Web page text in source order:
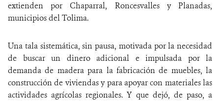
extienden por Chaparral, Roncesvalles y Planadas,
municipios del Tolima.
Una tala sistemática, sin pausa, motivada por la necesidad
de buscar un dinero adicional e impulsada por la
demanda de madera para la fabricación de muebles, la
construcción de viviendas y para apoyar con materiales las
actividades agrícolas regionales. Y que dejó, de paso, a